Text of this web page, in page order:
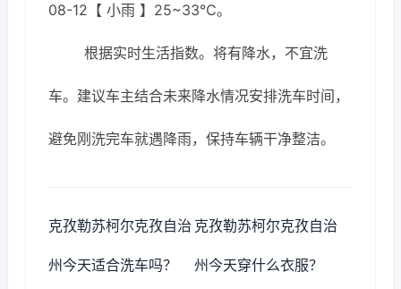
08-12【 小雨 】25~33℃。
根据实时生活指数。将有降水，不宜洗
车。建议车主结合未来降水情况安排洗车时间，
避免刚洗完车就遇降雨，保持车辆干净整洁。
克孜勒苏柯尔克孜自治
州今天适合洗车吗？
克孜勒苏柯尔克孜自治
州今天穿什么衣服？